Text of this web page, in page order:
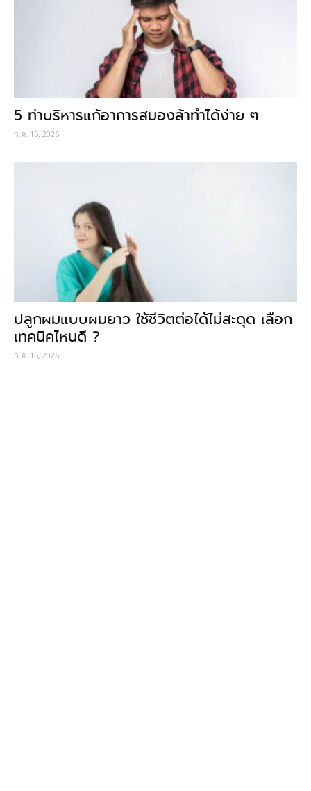
5 ท่าบริหารแก้อาการสมองล้าทำได้ง่าย ๆ
ก.ค. 15, 2026
ปลูกผมแบบผมยาว ใช้ชีวิตต่อได้ไม่สะดุด เลือก
เทคนิคไหนดี ?
ก.ค. 15, 2026